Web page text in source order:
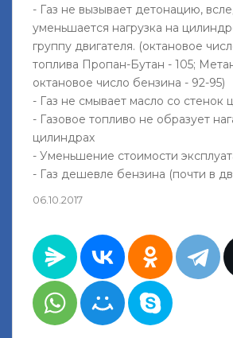
- Газ не вызывает детонацию,
уменьшается нагрузка на
группу двигателя. (октановое
топлива Пропан-Бутан - 105;
октановое число бензина - 92-95)
- Газ не смывает масло со стенок
- Газовое топливо не образует
цилиндрах
- Уменьшение стоимости
- Газ дешевле бензина (почти в
06.10.2017